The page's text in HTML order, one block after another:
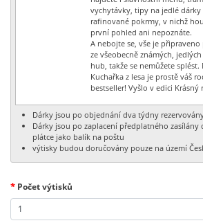
vychytávky, tipy na jedlé dárky
rafinované pokrmy, v nichž
první pohled ani nepoznáte.
A nebojte se, vše je připraveno
ze všeobecně známých,
hub, takže se nemůžete splést.
Kuchařka z lesa je prostě váš
bestseller! Vyšlo v edici Krásný
Dárky jsou po objednání dva týdny
Dárky jsou po zaplacení předplatného zasílány
plátce jako balík na poštu
výtisky budou doručovány pouze na území
* Počet výtisků